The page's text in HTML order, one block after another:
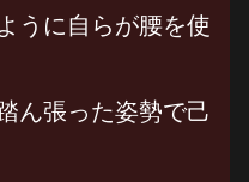
うに自らが腰を使
ん張った姿勢で己